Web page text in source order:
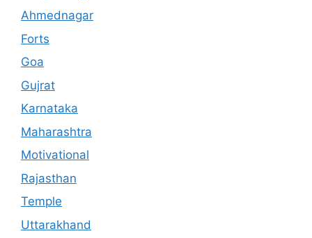
Ahmednagar
Forts
Goa
Gujrat
Karnataka
Maharashtra
Motivational
Rajasthan
Temple
Uttarakhand